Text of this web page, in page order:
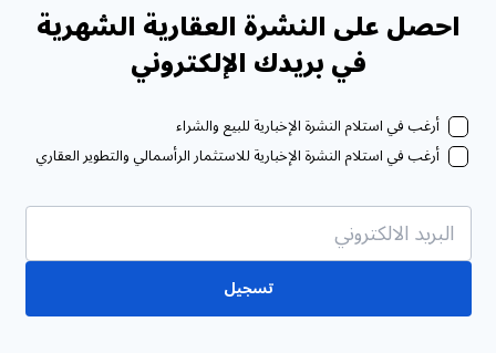
احصل على النشرة العقارية الشهرية
في بريدك الإلكتروني
أرغب في استلام النشرة الإخبارية للبيع والشراء
أرغب في استلام النشرة الإخبارية للاستثمار الرأسمالي والتطوير العقاري
تسجيل